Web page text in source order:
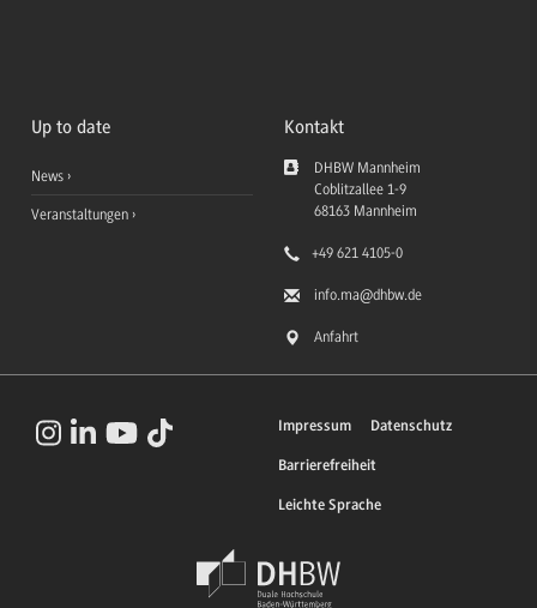
Up to date
News
Veranstaltungen
Kontakt
DHBW Mannheim
Coblitzallee 1-9
68163 Mannheim
+49 621 4105-0
info.ma@dhbw.de
Anfahrt
Impressum Datenschutz
Barrierefreiheit
Leichte Sprache